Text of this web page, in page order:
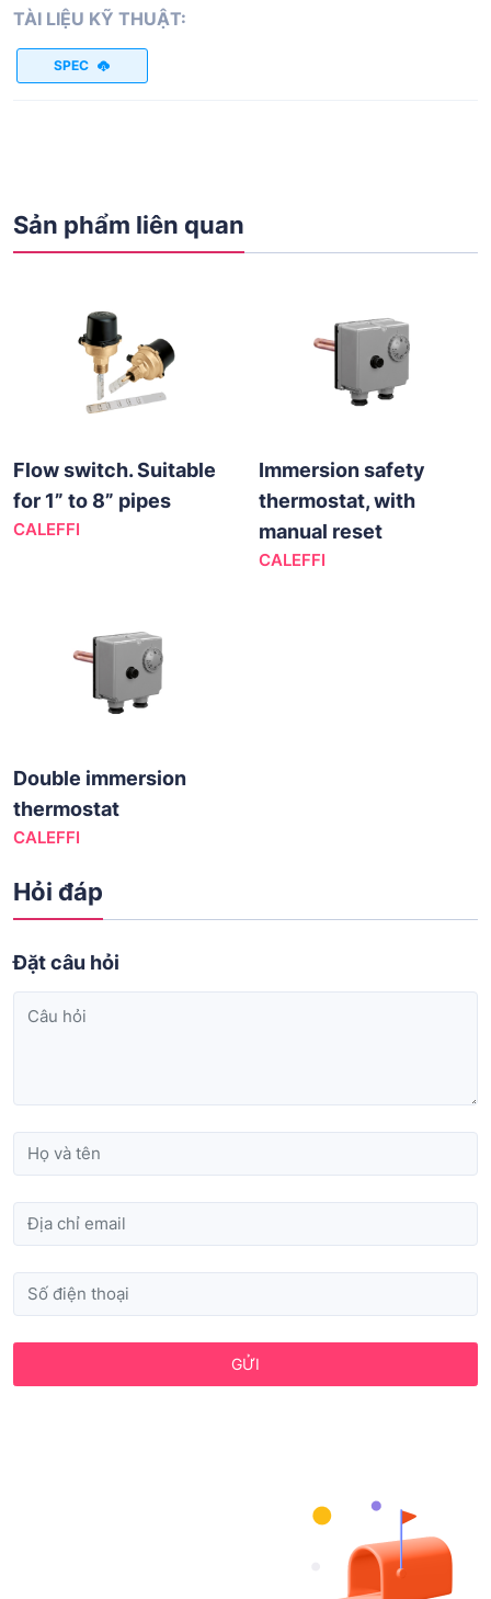
TÀI LIỆU KỸ THUẬT:
SPEC
Sản phẩm liên quan
Flow switch. Suitable
for 1” to 8” pipes
CALEFFI
Immersion safety
thermostat, with
manual reset
CALEFFI
Double immersion
thermostat
CALEFFI
Hỏi đáp
Đặt câu hỏi
GỬI